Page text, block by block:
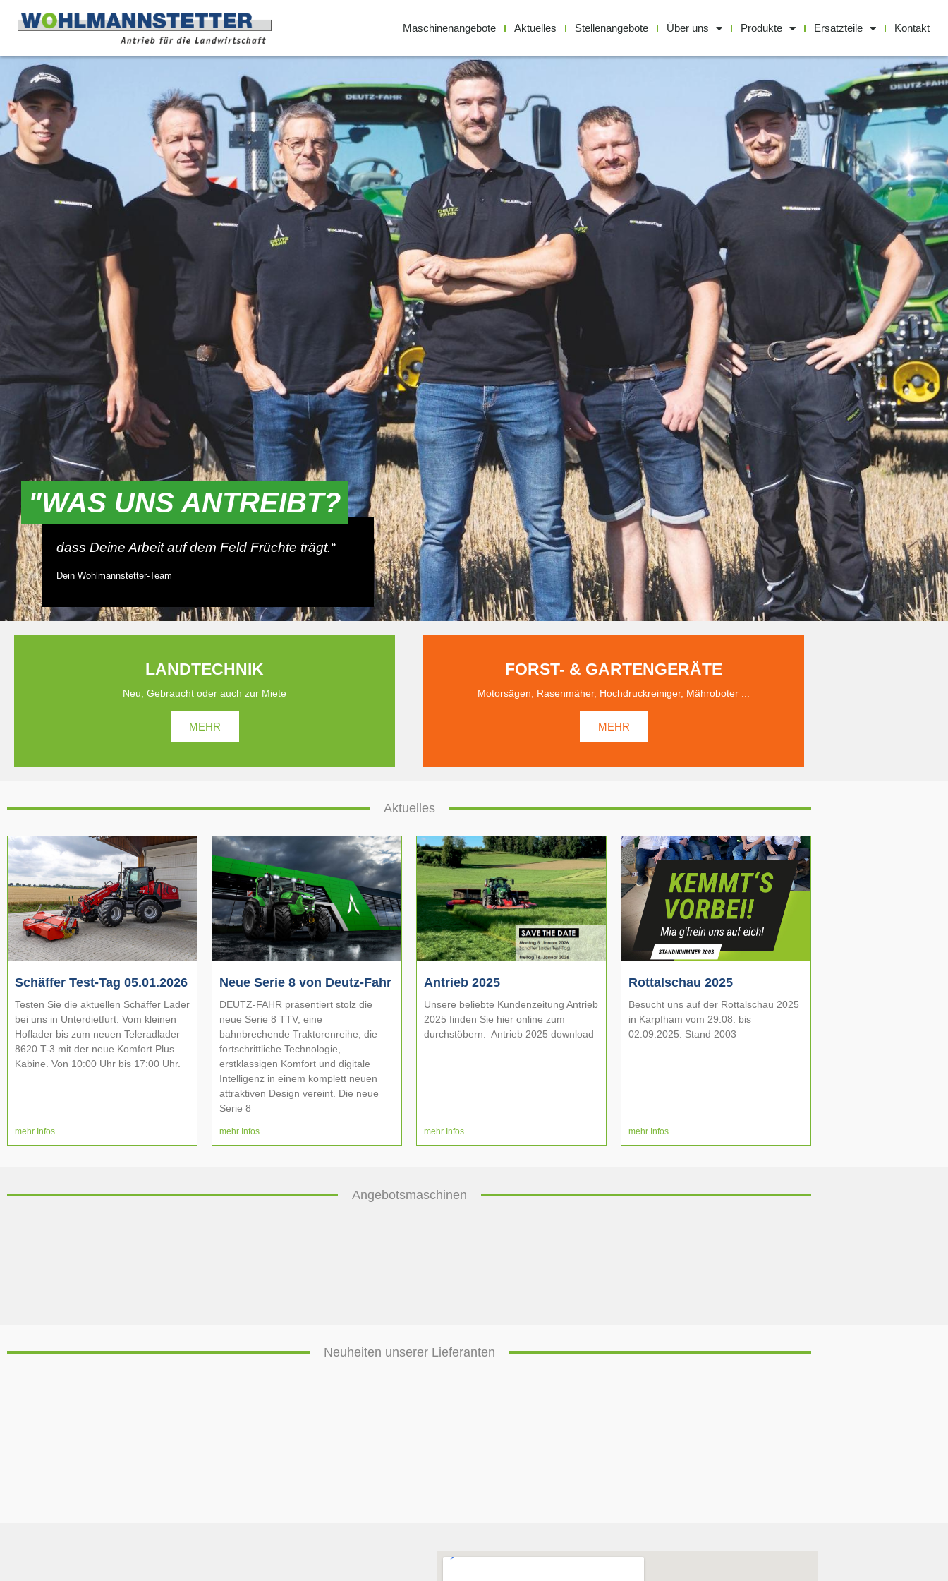
Maschinenangebote Aktuelles Stellenangebote Über uns Produkte Ersatzteile Kontakt
"WAS UNS ANTREIBT?
dass Deine Arbeit auf dem Feld Früchte trägt.“
Dein Wohlmannstetter-Team
LANDTECHNIK
Neu, Gebraucht oder auch zur Miete
MEHR
FORST- & GARTENGERÄTE
Motorsägen, Rasenmäher, Hochdruckreiniger, Mähroboter ...
MEHR
Aktuelles
Schäffer Test-Tag 05.01.2026
Testen Sie die aktuellen Schäffer Lader
bei uns in Unterdietfurt. Vom kleinen
Hoflader bis zum neuen Teleradlader
8620 T-3 mit der neue Komfort Plus
Kabine. Von 10:00 Uhr bis 17:00 Uhr.
mehr Infos
Neue Serie 8 von Deutz-Fahr
DEUTZ-FAHR präsentiert stolz die
neue Serie 8 TTV, eine
bahnbrechende Traktorenreihe, die
fortschrittliche Technologie,
erstklassigen Komfort und digitale
Intelligenz in einem komplett neuen
attraktiven Design vereint. Die neue
Serie 8
mehr Infos
Antrieb 2025
Unsere beliebte Kundenzeitung Antrieb
2025 finden Sie hier online zum
durchstöbern. Antrieb 2025 download
mehr Infos
Rottalschau 2025
Besucht uns auf der Rottalschau 2025
in Karpfham vom 29.08. bis
02.09.2025. Stand 2003
mehr Infos
Angebotsmaschinen
Neuheiten unserer Lieferanten